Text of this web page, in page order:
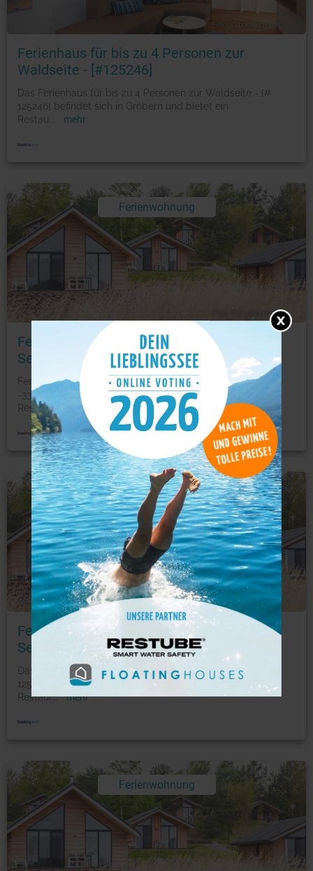
Foto: © booking.com
Ferienhaus für bis zu 4 Personen zur
Waldseite - [#125246]
Das Ferienhaus für bis zu 4 Personen zur Waldseite - [#
125246] befindet sich in Gröbern und bietet ein
Restau
mehr
Ferienwohnung
Foto: © booking.com
Ferienhaus für bis zu 4 Personen zur
Seeseite - [#125267]
Ferienhaus für bis Das Zu 4 Personen zur Seeseite
-33#125267] begrüßt Sie in Gröbern und bietet ein
Restaurant
mehr
Ferienwohnung
Foto: © booking.com
Ferienhaus für bis zu 4 Personen zur
Seeseite - [#125255]
Das Ferienhaus für bis zu 4 Personen zur Seeseite -33#
125255] befindet sich in Gröbern und bietet ein
Restaur... mehr
Ferienwohnung